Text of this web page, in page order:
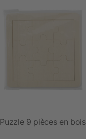
Puzzle 9 pièces en bois